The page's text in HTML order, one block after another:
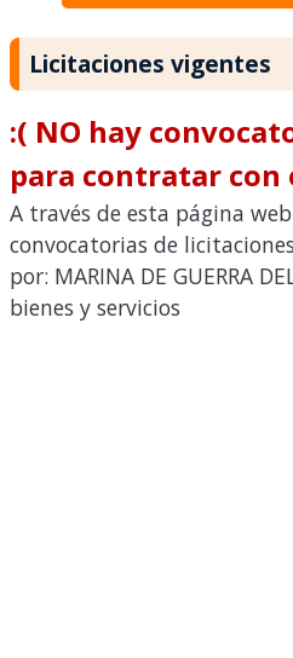
Licitaciones vigentes
:( NO hay
para contratar
A través de esta página
convocatorias de
por: MARINA DE GUERRA
bienes y servicios